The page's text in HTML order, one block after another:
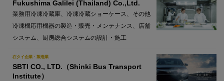
Fukushima Galilei (Thailand) Co.,Ltd.
業務用冷凍冷蔵庫、冷凍冷蔵ショーケース、その他
冷凍機応用機器の製造・販売・メンテナンス、店舗
システム、厨房総合システムの設計・施工
在タイ企業・製造業
SBTI CO., LTD.（Shinki Bus Transport
Institute）